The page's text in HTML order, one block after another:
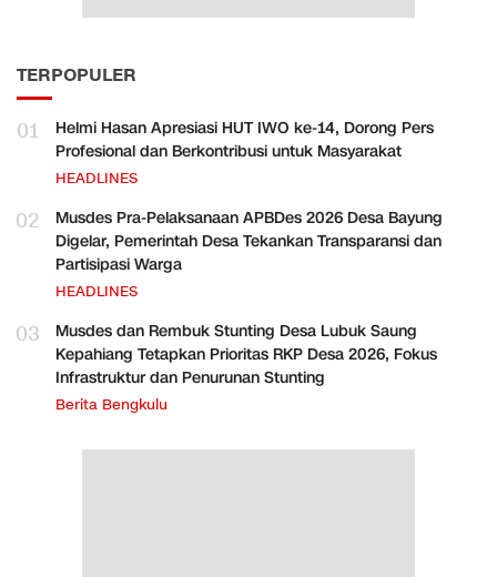
TERPOPULER
01
Helmi Hasan Apresiasi HUT IWO ke-14, Dorong Pers
Profesional dan Berkontribusi untuk Masyarakat
HEADLINES
02
Musdes Pra-Pelaksanaan APBDes 2026 Desa Bayung
Digelar, Pemerintah Desa Tekankan Transparansi dan
Partisipasi Warga
HEADLINES
03
Musdes dan Rembuk Stunting Desa Lubuk Saung
Kepahiang Tetapkan Prioritas RKP Desa 2026, Fokus
Infrastruktur dan Penurunan Stunting
Berita Bengkulu